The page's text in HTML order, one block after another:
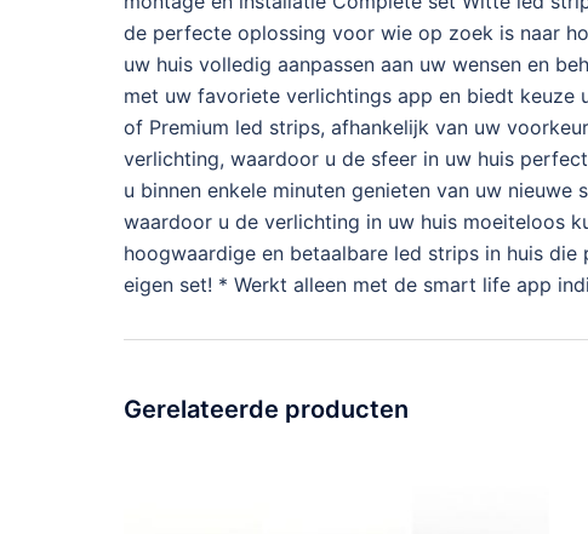
de perfecte oplossing voor wie op zoek is naar
uw huis volledig aanpassen aan uw wensen en
met uw favoriete verlichtings app en biedt keuze
of Premium led strips, afhankelijk van uw
verlichting, waardoor u de sfeer in uw huis
u binnen enkele minuten genieten van uw
waardoor u de verlichting in uw huis moeiteloos
hoogwaardige en betaalbare led strips in huis
eigen set! * Werkt alleen met de smart life app
Gerelateerde producten